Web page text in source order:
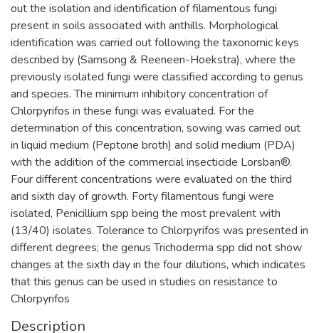
out the isolation and identification of filamentous fungi
present in soils associated with anthills. Morphological
identification was carried out following the taxonomic keys
described by (Samsong & Reeneen-Hoekstra), where the
previously isolated fungi were classified according to genus
and species. The minimum inhibitory concentration of
Chlorpyrifos in these fungi was evaluated. For the
determination of this concentration, sowing was carried out
in liquid medium (Peptone broth) and solid medium (PDA)
with the addition of the commercial insecticide Lorsban®.
Four different concentrations were evaluated on the third
and sixth day of growth. Forty filamentous fungi were
isolated, Penicillium spp being the most prevalent with
(13/40) isolates. Tolerance to Chlorpyrifos was presented in
different degrees; the genus Trichoderma spp did not show
changes at the sixth day in the four dilutions, which indicates
that this genus can be used in studies on resistance to
Chlorpyrifos
Description